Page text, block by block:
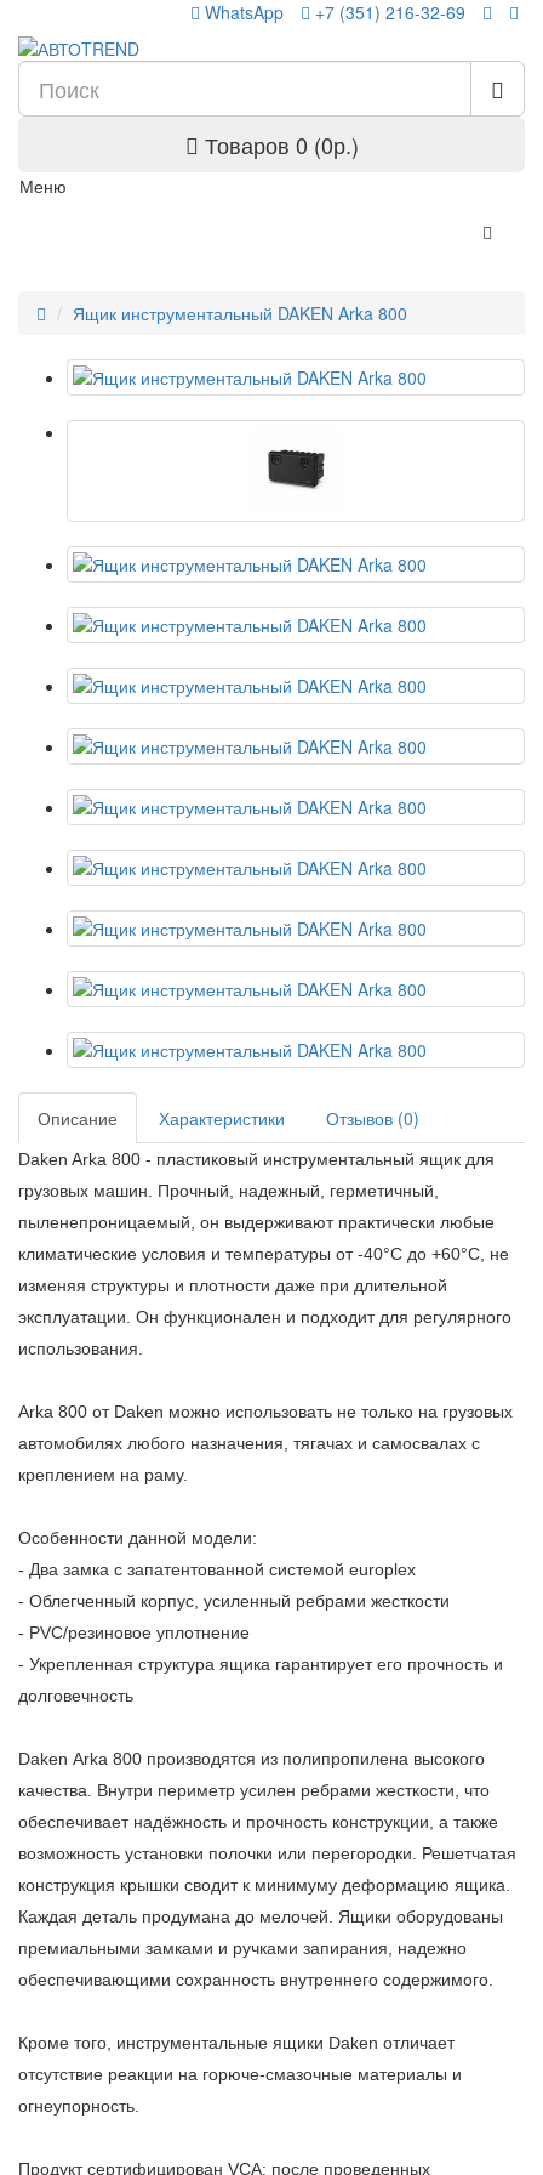
WhatsApp +7 (351) 216-32-69
Товаров 0 (0р.)
Меню
Ящик инструментальный DAKEN Arka 800
Описание Характеристики Отзывов (0)
Daken Arka 800 - пластиковый инструментальный ящик для
грузовых машин. Прочный, надежный, герметичный,
пыленепроницаемый, он выдерживают практически любые
климатические условия и температуры от -40°C до +60°C, не
изменяя структуры и плотности даже при длительной
эксплуатации. Он функционален и подходит для регулярного
использования.
Arka 800 от Daken можно использовать не только на грузовых
автомобилях любого назначения, тягачах и самосвалах с
креплением на раму.
Особенности данной модели:
- Два замка с запатентованной системой europlex
- Облегченный корпус, усиленный ребрами жесткости
- PVC/резиновое уплотнение
- Укрепленная структура ящика гарантирует его прочность и
долговечность
Daken Arka 800 производятся из полипропилена высокого
качества. Внутри периметр усилен ребрами жесткости, что
обеспечивает надёжность и прочность конструкции, а также
возможность установки полочки или перегородки. Решетчатая
конструкция крышки сводит к минимуму деформацию ящика.
Каждая деталь продумана до мелочей. Ящики оборудованы
премиальными замками и ручками запирания, надежно
обеспечивающими сохранность внутреннего содержимого.
Кроме того, инструментальные ящики Daken отличает
отсутствие реакции на горюче-смазочные материалы и
огнеупорность.
Продукт сертифицирован VCA: после проведенных